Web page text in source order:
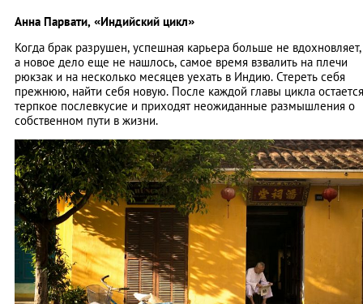
Анна Парвати, «Индийский цикл»
Когда брак разрушен, успешная карьера больше не вдохновляет,
а новое дело еще не нашлось, самое время взвалить на плечи
рюкзак и на несколько месяцев уехать в Индию. Стереть себя
прежнюю, найти себя новую. После каждой главы цикла остается
терпкое послевкусие и приходят неожиданные размышления о
собственном пути в жизни.